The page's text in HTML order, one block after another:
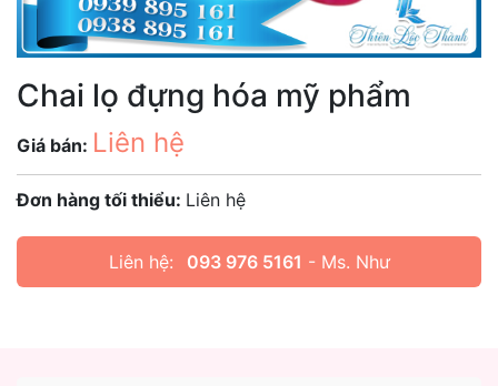
Chai lọ đựng hóa mỹ phẩm
Giá bán: Liên hệ
Đơn hàng tối thiểu: Liên hệ
Liên hệ: 093 976 5161 - Ms. Như